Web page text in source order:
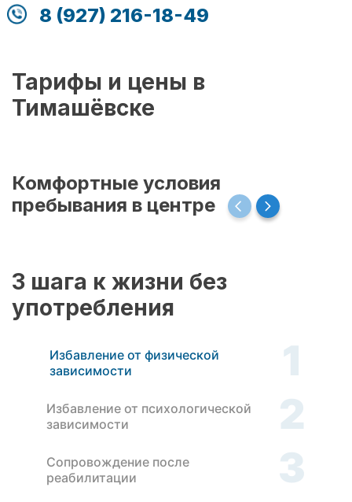
8 (927) 216-18-49
Тарифы и цены в
Тимашёвске
Комфортные условия
пребывания в центре
3 шага к жизни без
употребления
Избавление от физической
зависимости
1
Избавление от психологической
зависимости
2
Сопровождение после
реабилитации
3